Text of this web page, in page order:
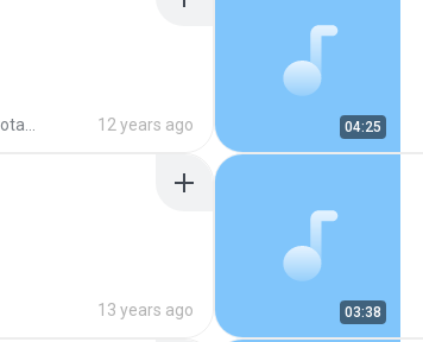
12 years ago 04:25
13 years ago 03:38